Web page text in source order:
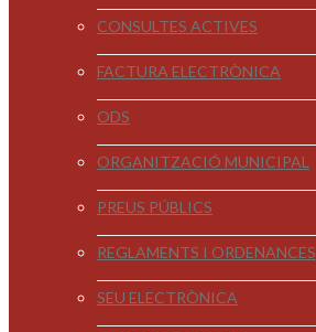
CONSULTES ACTIVES
FACTURA ELECTRÒNICA
ODS
ORGANITZACIÓ MUNICIPAL
PREUS PÚBLICS
REGLAMENTS I ORDENANCES
SEU ELECTRÒNICA